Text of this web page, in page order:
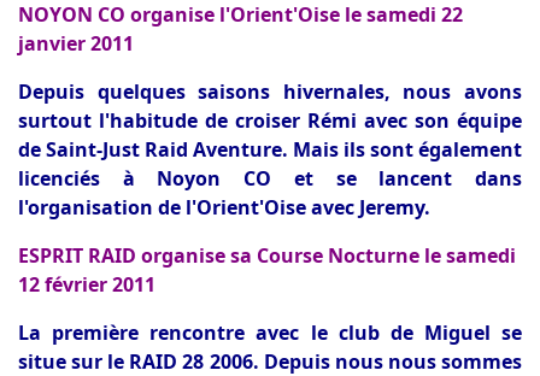
NOYON CO organise l'Orient'Oise le samedi 22
janvier 2011
Depuis quelques saisons hivernales, nous avons
surtout l'habitude de croiser Rémi avec son équipe
de Saint-Just Raid Aventure. Mais ils sont également
licenciés à Noyon CO et se lancent dans
l'organisation de l'Orient'Oise avec Jeremy.
ESPRIT RAID organise sa Course Nocturne le samedi
12 février 2011
La première rencontre avec le club de Miguel se
situe sur le RAID 28 2006. Depuis nous nous sommes